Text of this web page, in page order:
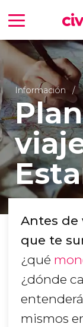
Información
Antes de
que te
¿qué
¿dónde
mismos